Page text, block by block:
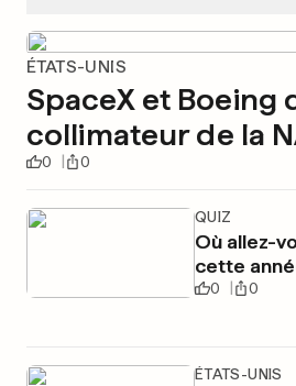
ÉTATS-UNIS
SpaceX et Boeing
collimateur de la
0 0
QUIZ
Où allez-
cette
0 0
ÉTATS-UNIS